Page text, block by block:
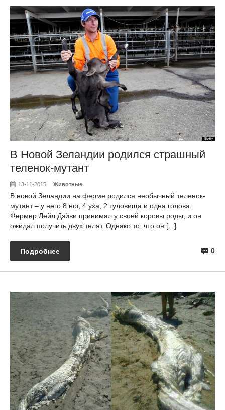
В Новой Зеландии родился страшный
теленок-мутант
13-11-2015 Животные
В новой Зеландии на ферме родился необычный теленок-
мутант – у него 8 ног, 4 уха, 2 туловища и одна голова.
Фермер Лейл Дэйви принимал у своей коровы роды, и он
ожидал получить двух телят. Однако то, что он [...]
0
Подробнее